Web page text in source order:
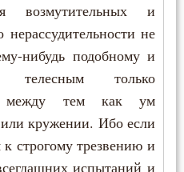
возмутительных и
не
нибудь подобному и
телесным только
между тем как ум
кружении. Ибо если
строгому трезвению и
испытаний и